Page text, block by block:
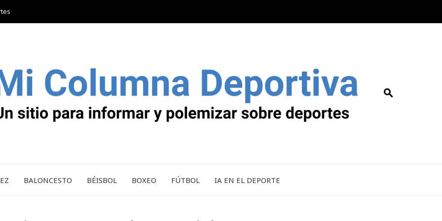
BALONCESTO BÉISBOL BOXEO FÚTBOL IA EN EL DEPORTE